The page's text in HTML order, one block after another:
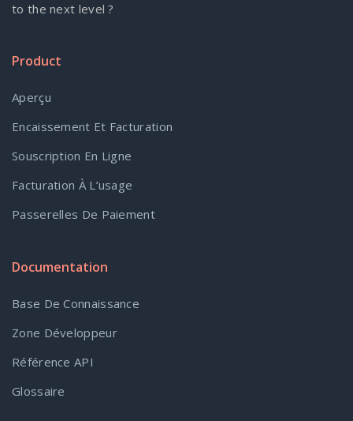
to the next level ?
Product
Aperçu
Encaissement Et Facturation
Souscription En Ligne
Facturation À L’usage
Passerelles De Paiement
Documentation
Base De Connaissance
Zone Développeur
Référence API
Glossaire